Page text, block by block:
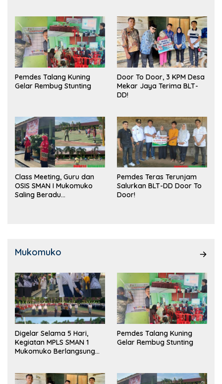
Pasar
Pemdes Talang Kuning
Gelar Rembug Stunting
Door To Door, 3 KPM Desa
Mekar Jaya Terima BLT-
DD!
Class Meeting, Guru dan
OSIS SMAN I Mukomuko
Saling Beradu
Pemdes Teras Terunjam
Salurkan BLT-DD Door To
Door!
Mukomuko
Digelar Selama 5 Hari,
Kegiatan MPLS SMAN 1
Mukomuko Berlangsung
Pemdes Talang Kuning
Gelar Rembug Stunting